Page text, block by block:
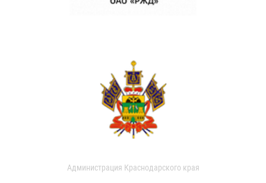
Администрация Краснодарского края